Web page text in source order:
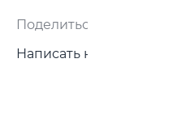
Поделиться:
Написать нам